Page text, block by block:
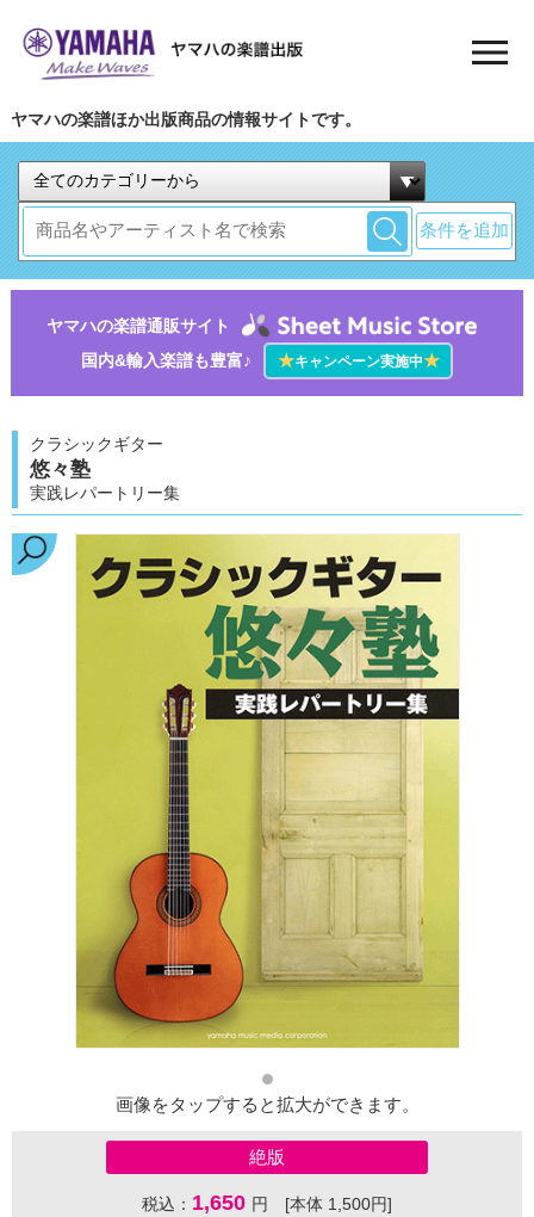
ヤマハの楽譜ほか出版商品の情報サイトです。
条件を追加
ヤマハの楽譜通販サイト
国内&輸入楽譜も豊富♪
★キャンペーン実施中★
クラシックギター
悠々塾
実践レパートリー集
画像をタップすると拡大ができます。
絶版
税込： 1,650 円 [本体 1,500円]